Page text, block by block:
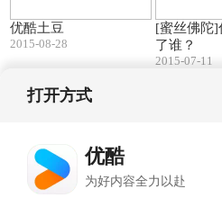
优酷土豆
2015-08-28
[蜜丝佛陀]
了谁？
2015-07-11
打开方式
优酷
为好内容全力以赴